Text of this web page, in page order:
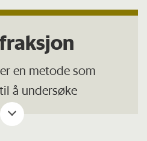
en metode som
å undersøke
fungerer ved å
som skal